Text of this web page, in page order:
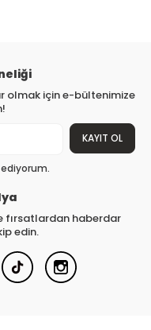
olmak için e-bültenimize
KAYIT OL
fırsatlardan haberdar
edin.